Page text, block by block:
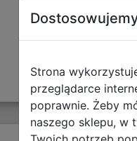
Strona
przeglądarce
poprawnie. Żeby
naszego sklepu, w